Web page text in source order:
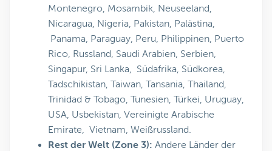
Montenegro, Mosambik, Neuseeland,
Nicaragua, Nigeria, Pakistan, Palästina,
Panama, Paraguay, Peru, Philippinen, Puerto
Rico, Russland, Saudi Arabien, Serbien,
Singapur, Sri Lanka, Südafrika, Südkorea,
Tadschikistan, Taiwan, Tansania, Thailand,
Trinidad & Tobago, Tunesien, Türkei, Uruguay,
USA, Usbekistan, Vereinigte Arabische
Emirate, Vietnam, Weißrussland.
Rest der Welt (Zone 3): Andere Länder der